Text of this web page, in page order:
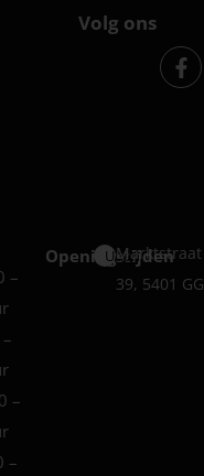
Volg ons
–
–
–
Openingstijden
Uden
Marktstraat
39, 5401 GG